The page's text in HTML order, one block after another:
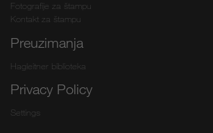
Fotografije za štampu
Kontakt za štampu
Preuzimanja
Hagleitner biblioteka
Privacy Policy
Settings